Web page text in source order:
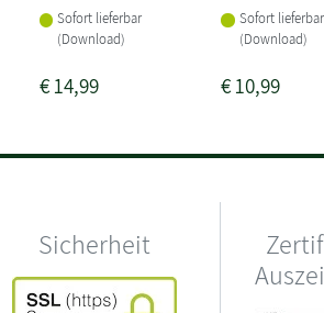
Sofort lieferbar
(Download)
€14,99
Sofort lieferbar
(Download)
€10,99
Sicherheit